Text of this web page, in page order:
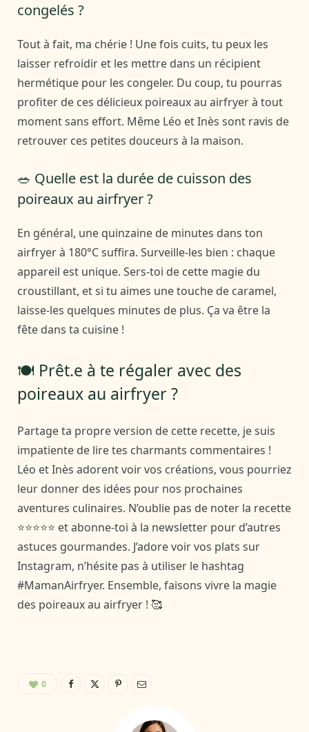
congelés ?
Tout à fait, ma chérie ! Une fois cuits, tu peux les
laisser refroidir et les mettre dans un récipient
hermétique pour les congeler. Du coup, tu pourras
profiter de ces délicieux poireaux au airfryer à tout
moment sans effort. Même Léo et Inès sont ravis de
retrouver ces petites douceurs à la maison.
🥗 Quelle est la durée de cuisson des
poireaux au airfryer ?
En général, une quinzaine de minutes dans ton
airfryer à 180°C suffira. Surveille-les bien : chaque
appareil est unique. Sers-toi de cette magie du
croustillant, et si tu aimes une touche de caramel,
laisse-les quelques minutes de plus. Ça va être la
fête dans ta cuisine !
🍽️ Prêt.e à te régaler avec des
poireaux au airfryer ?
Partage ta propre version de cette recette, je suis
impatiente de lire tes charmants commentaires !
Léo et Inès adorent voir vos créations, vous pourriez
leur donner des idées pour nos prochaines
aventures culinaires. N’oublie pas de noter la recette
⭐⭐⭐⭐⭐ et abonne-toi à la newsletter pour d’autres
astuces gourmandes. J’adore voir vos plats sur
Instagram, n’hésite pas à utiliser le hashtag
#MamanAirfryer. Ensemble, faisons vivre la magie
des poireaux au airfryer ! 🥰
0